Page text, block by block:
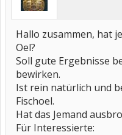
Hallo zusammen, hat
Oel?
Soll gute Ergebnisse
bewirken.
Ist rein natürlich und
Fischoel.
Hat das Jemand
Für Interessierte: